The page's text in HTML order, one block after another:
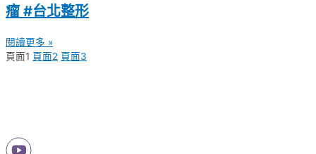
瘤 #台北整形
閱讀更多 »
頁面1 頁面2 頁面3